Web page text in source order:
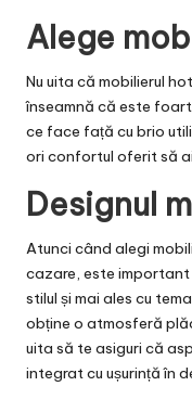
Alege
Nu uita că mobilierul
înseamnă că este
ce face față cu brio
ori confortul oferit să
Designul
Atunci când alegi
cazare, este
stilul și mai ales cu
obține o atmosferă
uita să te asiguri că
integrat cu ușurință în